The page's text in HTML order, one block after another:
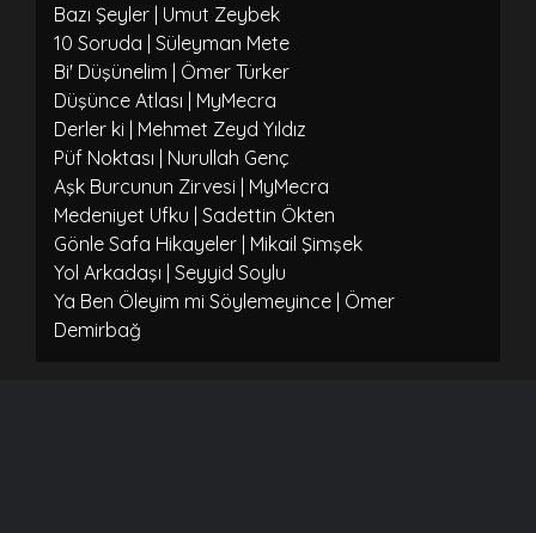
Bazı Şeyler | Umut Zeybek
10 Soruda | Süleyman Mete
Bi' Düşünelim | Ömer Türker
Düşünce Atlası | MyMecra
Derler ki | Mehmet Zeyd Yıldız
Püf Noktası | Nurullah Genç
Aşk Burcunun Zirvesi | MyMecra
Medeniyet Ufku | Sadettin Ökten
Gönle Safa Hikayeler | Mikail Şimşek
Yol Arkadaşı | Seyyid Soylu
Ya Ben Öleyim mi Söylemeyince | Ömer
Demirbağ